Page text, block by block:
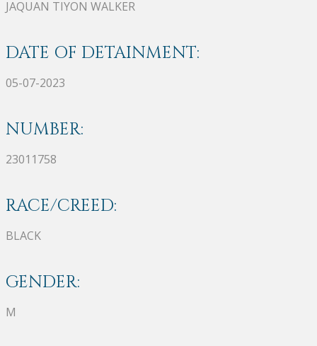
JAQUAN TIYON WALKER
DATE OF DETAINMENT:
05-07-2023
NUMBER:
23011758
RACE/CREED:
BLACK
GENDER:
M